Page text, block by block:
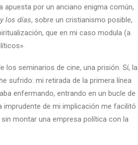
apuesta por un anciano enigma común,
los días, sobre un cristianismo posible,
que en mi caso modula (a
los seminarios de cine, una prisión. Sí, la
sufrido: mi retirada de la primera línea
enfermando, entrando en un bucle de
imprudente de mi implicación me facilitó
montar una empresa política con la